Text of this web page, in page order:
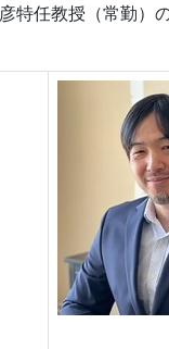
特任教授（常勤）